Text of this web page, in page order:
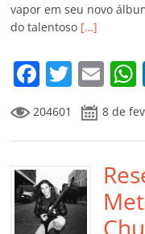
vapor em seu novo
do talentoso […]
F
a
c
e
b
o
T
w
itt
er
E
m
ai
l
204601 8 de